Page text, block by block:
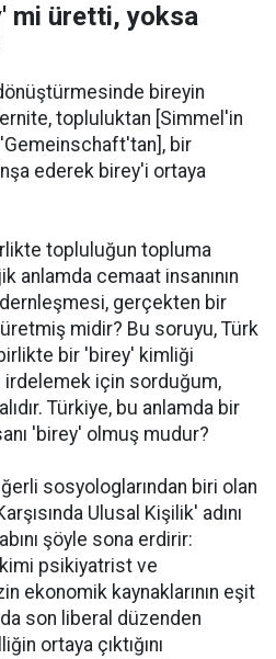
mi üretti, yoksa
bireyin
topluluktan [Simmel'in
'Gemeinschaft'tan], bir
ederek birey'i ortaya
topluluğun topluma
anlamda cemaat insanının
gerçekten bir
midir? Bu soruyu, Türk
bir 'birey' kimliği
irdelemek için sorduğum,
Türkiye, bu anlamda bir
'birey' olmuş mudur?
sosyologlarından biri olan
Ulusal Kişilik' adını
şöyle sona erdirir:
psikiyatrist ve
ekonomik kaynaklarının eşit
da son liberal düzenden
ortaya çıktığını